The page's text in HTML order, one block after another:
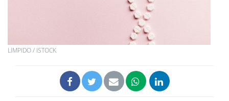
LIMPIDO / ISTOCK